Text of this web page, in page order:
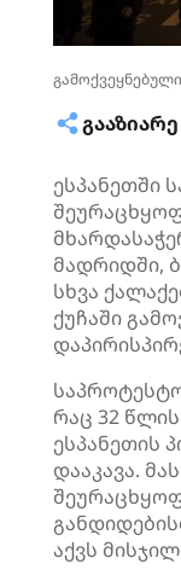
ესპანეთში
მადრიდში,
სხვა
ქუჩაში
რაც 32
ესპანეთის
დააკავა.
აქვს